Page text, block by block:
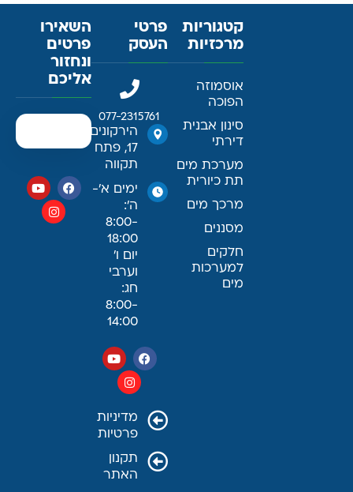
קטגוריות
מרכזיות
אוסמוזה
הפוכה
סינון אבנית
דירתי
מערכת מים
תת כיורית
מרכך מים
מסננים
חלקים
למערכות
מים
פרטי
העסק
077-2315761
הירקונים
17, פתח
תקווה
ימים א׳-
ה׳:
8:00-
18:00
יום ו׳
וערבי
חג:
8:00-
14:00
מדיניות
פרטיות
תקנון
האתר
השאירו
פרטים
ונחזור
אליכם